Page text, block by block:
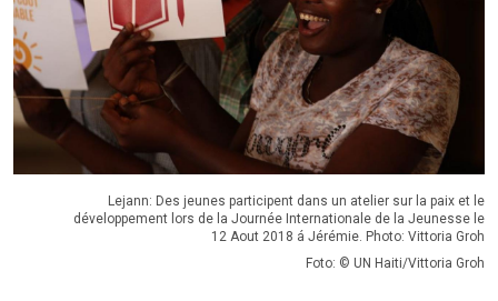
Lejann: Des jeunes participent dans un atelier sur la paix et le
développement lors de la Journée Internationale de la Jeunesse le
12 Aout 2018 á Jérémie. Photo: Vittoria Groh
Foto: © UN Haiti/Vittoria Groh